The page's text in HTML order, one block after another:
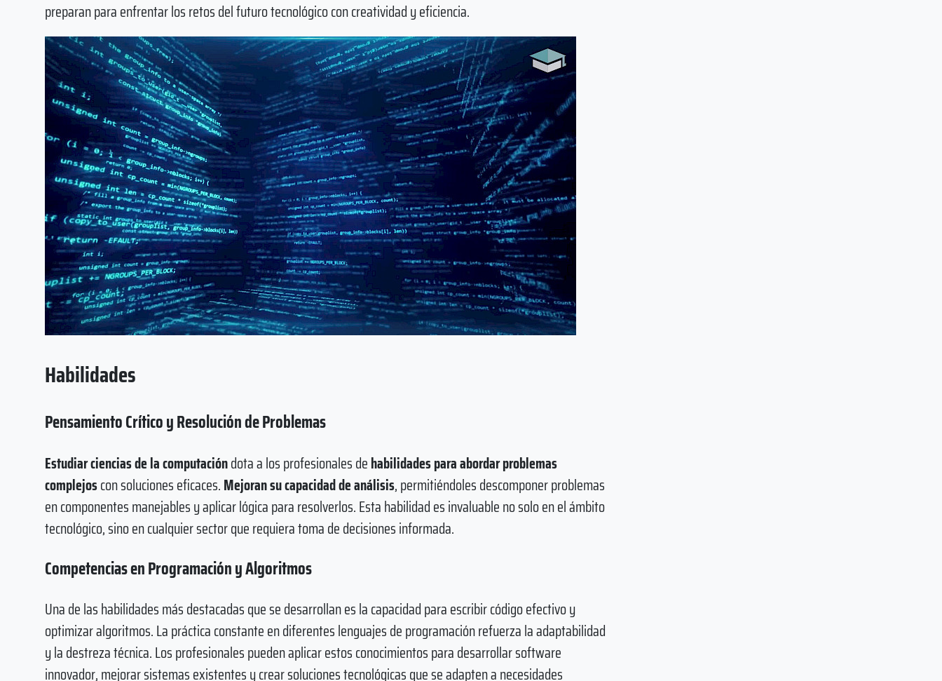
preparan para enfrentar los retos del futuro tecnológico con creatividad y eficiencia.
Habilidades
Pensamiento Crítico y Resolución de Problemas
Estudiar ciencias de la computacióndota a los profesionales dehabilidades para abordar problemas
complejoscon soluciones eficaces.Mejoran su capacidad de análisis, permitiéndoles descomponer problemas
en componentes manejables y aplicar lógica para resolverlos. Esta habilidad es invaluable no solo en el ámbito
tecnológico, sino en cualquier sector que requiera toma de decisiones informada.
Competencias en Programación y Algoritmos
Una de las habilidades más destacadas que se desarrollan es la capacidad para escribir código efectivo y
optimizar algoritmos. La práctica constante en diferentes lenguajes de programación refuerza la adaptabilidad
y la destreza técnica. Los profesionales pueden aplicar estos conocimientos para desarrollar software
innovador, mejorar sistemas existentes y crear soluciones tecnológicas que se adapten a necesidades